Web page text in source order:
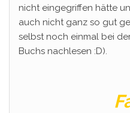
nicht eingegriffen hätte
auch nicht ganz so gut
selbst noch einmal bei
Buchs nachlesen :D).